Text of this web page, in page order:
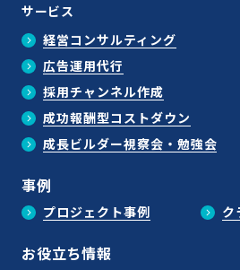
サービス
経営コンサルティング
広告運用代行
採用チャンネル作成
成功報酬型コストダウン
成長ビルダー視察会・勉強会
事例
プロジェクト事例 ク
お役立ち情報